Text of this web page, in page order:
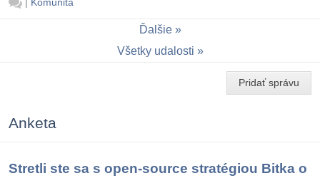
| Komunita
Ďalšie
Všetky udalosti
Pridať správu
Anketa
Stretli ste sa s open-source stratégiou Bitka o